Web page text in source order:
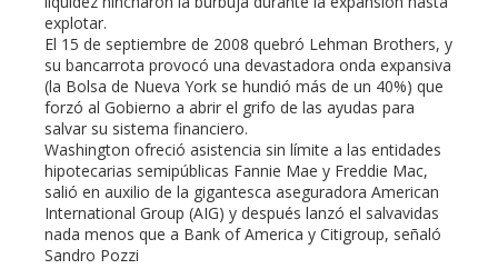
explotar.
El 15 de septiembre de 2008 quebró Lehman Brothers, y
su bancarrota provocó una devastadora onda expansiva
(la Bolsa de Nueva York se hundió más de un 40%) que
forzó al Gobierno a abrir el grifo de las ayudas para
salvar su sistema financiero.
Washington ofreció asistencia sin límite a las entidades
hipotecarias semipúblicas Fannie Mae y Freddie Mac,
salió en auxilio de la gigantesca aseguradora American
International Group (AIG) y después lanzó el salvavidas
nada menos que a Bank of America y Citigroup, señaló
Sandro Pozzi